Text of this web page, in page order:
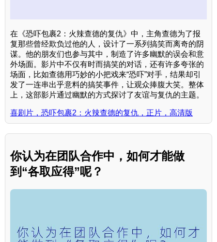
在《恐吓包裹2：火辣查德的复仇》中，主角查德为了报
复那些曾经欺负过他的人，设计了一系列搞笑而离奇的阴
谋。他的朋友们也参与其中，制造了许多幽默的误会和意
外场面。影片中不仅有时而搞笑的对话，还有许多夸张的
场面，比如查德用巧妙的小把戏来“恐吓”对手，结果却引
发了一连串出乎意料的搞笑事件，让观众捧腹大笑。整体
上，这部影片通过幽默的方式探讨了友谊与复仇的主题。
喜剧片，恐吓包裹2：火辣查德的复仇，正片，高清版
你认为在团队合作中，如何才能做
到“各取应得”呢？